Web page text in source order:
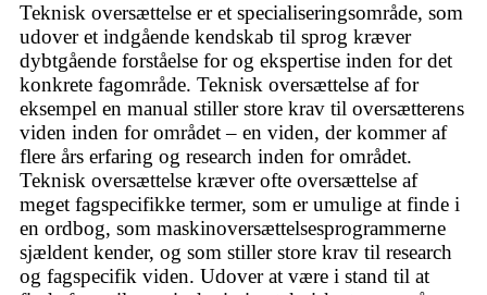
Teknisk oversættelse er et specialiseringsområde, som
udover et indgående kendskab til sprog kræver
dybtgående forståelse for og ekspertise inden for det
konkrete fagområde. Teknisk oversættelse af for
eksempel en manual stiller store krav til oversætterens
viden inden for området – en viden, der kommer af
flere års erfaring og research inden for området.
Teknisk oversættelse kræver ofte oversættelse af
meget fagspecifikke termer, som er umulige at finde i
en ordbog, som maskinoversættelsesprogrammerne
sjældent kender, og som stiller store krav til research
og fagspecifik viden. Udover at være i stand til at